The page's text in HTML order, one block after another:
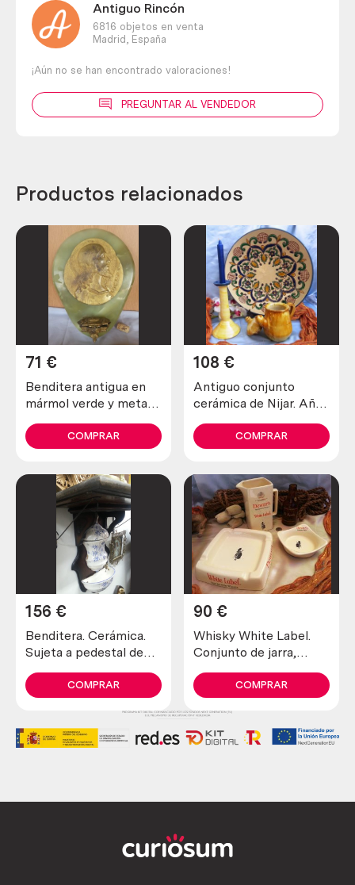
Antiguo Rincón
6816 objetos en venta
Madrid,
España
¡Aún no se han encontrado valoraciones!
PREGUNTAR AL VENDEDOR
Productos relacionados
Benditera antigua en
mármol verde y metal
pieza. Años 60.
71 €
COMPRAR
Antiguo conjunto
cerámica de Nijar. Año
108 €
COMPRAR
Benditera. Cerámica.
Sujeta a pedestal de
156 €
COMPRAR
Whisky White Label.
Conjunto de jarra,
cerámica
90 €
COMPRAR